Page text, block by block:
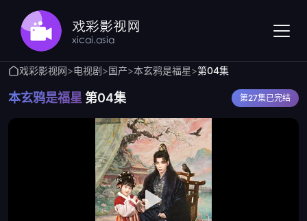
戏彩影视网>电视剧>国产>本玄鸦是福星>第04集
本玄鸦是福星 第04集 第27集已完结